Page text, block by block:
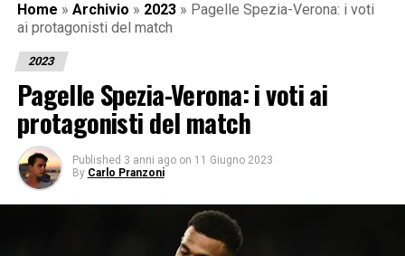
Home » Archivio » 2023 » Pagelle Spezia-Verona: i voti
ai protagonisti del match
2023
Pagelle Spezia-Verona: i voti ai
protagonisti del match
Published 3 anni ago on 11 Giugno 2023
By Carlo Pranzoni